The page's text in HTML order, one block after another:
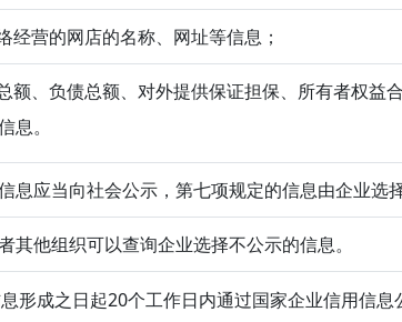
经营的网店的名称、网址等信息；
额、负债总额、对外提供保证担保、所有者权益
息。
息应当向社会公示，第七项规定的信息由企业选
其他组织可以查询企业选择不公示的信息。
形成之日起20个工作日内通过国家企业信用信息